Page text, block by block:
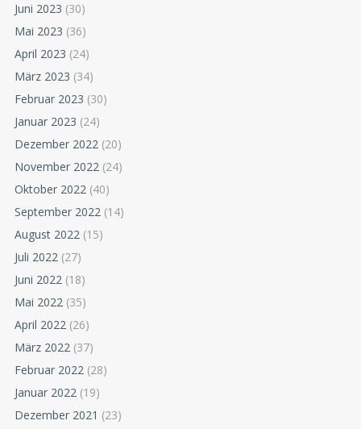
Juni 2023 (30)
Mai 2023 (36)
April 2023 (24)
März 2023 (34)
Februar 2023 (30)
Januar 2023 (24)
Dezember 2022 (20)
November 2022 (24)
Oktober 2022 (40)
September 2022 (14)
August 2022 (15)
Juli 2022 (27)
Juni 2022 (18)
Mai 2022 (35)
April 2022 (26)
März 2022 (37)
Februar 2022 (28)
Januar 2022 (19)
Dezember 2021 (23)